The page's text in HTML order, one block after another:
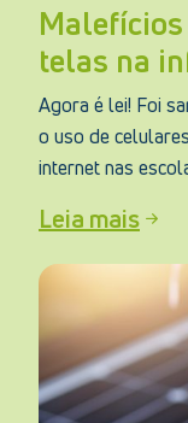
Malefícios
telas na
Agora é lei! Foi
o uso de
internet nas
Leia mais